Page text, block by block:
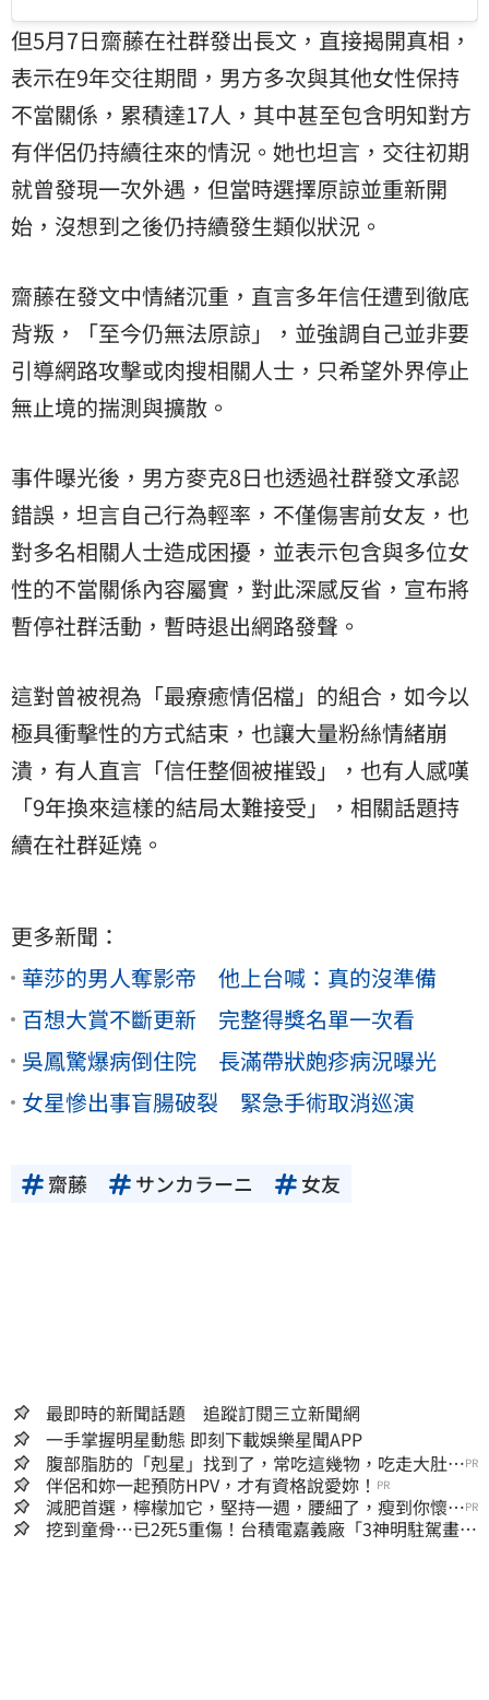
但5月7日齋藤在社群發出長文，直接揭開真相，
表示在9年交往期間，男方多次與其他女性保持
不當關係，累積達17人，其中甚至包含明知對方
有伴侶仍持續往來的情況。她也坦言，交往初期
就曾發現一次外遇，但當時選擇原諒並重新開
始，沒想到之後仍持續發生類似狀況。
齋藤在發文中情緒沉重，直言多年信任遭到徹底
背叛，「至今仍無法原諒」，並強調自己並非要
引導網路攻擊或肉搜相關人士，只希望外界停止
無止境的揣測與擴散。
事件曝光後，男方麥克8日也透過社群發文承認
錯誤，坦言自己行為輕率，不僅傷害前女友，也
對多名相關人士造成困擾，並表示包含與多位女
性的不當關係內容屬實，對此深感反省，宣布將
暫停社群活動，暫時退出網路發聲。
這對曾被視為「最療癒情侶檔」的組合，如今以
極具衝擊性的方式結束，也讓大量粉絲情緒崩
潰，有人直言「信任整個被摧毀」，也有人感嘆
「9年換來這樣的結局太難接受」，相關話題持
續在社群延燒。
更多新聞：
華莎的男人奪影帝 他上台喊：真的沒準備
百想大賞不斷更新 完整得獎名單一次看
吳鳳驚爆病倒住院 長滿帶狀皰疹病況曝光
女星慘出事盲腸破裂 緊急手術取消巡演
齋藤 サンカラーニ 女友
最即時的新聞話題 追蹤訂閱三立新聞網
一手掌握明星動態 即刻下載娛樂星聞APP
腹部脂肪的「剋星」找到了，常吃這幾物，吃走大肚
囊，瘦出小蠻腰
PR
伴侶和妳一起預防HPV，才有資格說愛妳！ PR
減肥首選，檸檬加它，堅持一週，腰細了，瘦到你懷疑
人生
PR
挖到童骨…已2死5重傷！台積電嘉義廠「3神明駐駕畫面